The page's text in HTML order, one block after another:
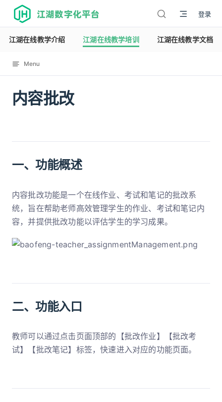
江湖数字化平台 登录
江湖在线教学介绍 江湖在线教学培训 江湖在线教学文档
Menu
内容批改
12122
一、功能概述
内容批改功能是一个在线作业、考试和笔记的批改系
统，旨在帮助老师高效管理学生的作业、考试和笔记内
容，并提供批改功能以评估学生的学习成果。
二、功能入口
教师可以通过点击页面顶部的【批改作业】【批改考
试】【批改笔记】标签，快速进入对应的功能页面。